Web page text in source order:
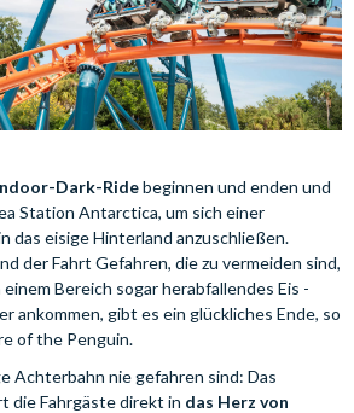
Dark-Ridebeginnen und enden und
Station Antarctica, um sich einer
das eisige Hinterland anzuschließen.
der Fahrt Gefahren, die zu vermeiden sind,
Bereich sogar herabfallendes Eis -
ankommen, gibt es ein glückliches Ende, so
of the Penguin.
Achterbahn nie gefahren sind: Das
die Fahrgäste direkt in das Herz von